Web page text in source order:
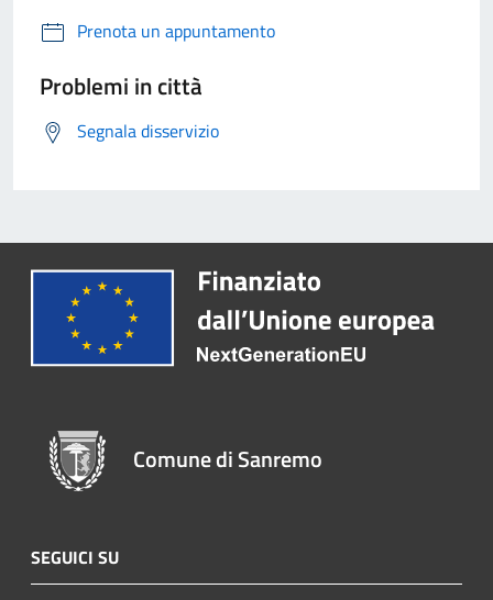
Prenota un appuntamento
Problemi in città
Segnala disservizio
Comune di Sanremo
SEGUICI SU